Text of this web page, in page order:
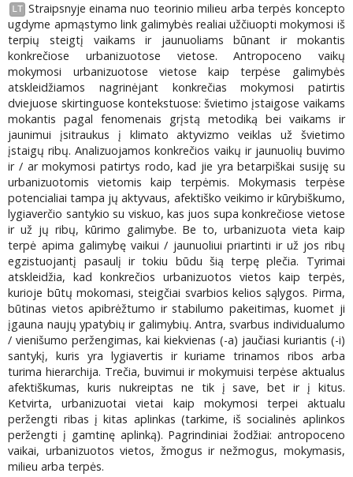
LT Straipsnyje einama nuo teorinio milieu arba terpės koncepto
ugdyme apmąstymo link galimybės realiai užčiuopti mokymosi iš
terpių steigtį vaikams ir jaunuoliams būnant ir mokantis
konkrečiose urbanizuotose vietose. Antropoceno vaikų
mokymosi urbanizuotose vietose kaip terpėse galimybės
atskleidžiamos nagrinėjant konkrečias mokymosi patirtis
dviejuose skirtinguose kontekstuose: švietimo įstaigose vaikams
mokantis pagal fenomenais grįstą metodiką bei vaikams ir
jaunimui įsitraukus į klimato aktyvizmo veiklas už švietimo
įstaigų ribų. Analizuojamos konkrečios vaikų ir jaunuolių buvimo
ir / ar mokymosi patirtys rodo, kad jie yra betarpiškai susiję su
urbanizuotomis vietomis kaip terpėmis. Mokymasis terpėse
potencialiai tampa jų aktyvaus, afektiško veikimo ir kūrybiškumo,
lygiaverčio santykio su viskuo, kas juos supa konkrečiose vietose
ir už jų ribų, kūrimo galimybe. Be to, urbanizuota vieta kaip
terpė apima galimybę vaikui / jaunuoliui priartinti ir už jos ribų
egzistuojantį pasaulį ir tokiu būdu šią terpę plečia. Tyrimai
atskleidžia, kad konkrečios urbanizuotos vietos kaip terpės,
kurioje būtų mokomasi, steigčiai svarbios kelios sąlygos. Pirma,
būtinas vietos apibrėžtumo ir stabilumo pakeitimas, kuomet ji
įgauna naujų ypatybių ir galimybių. Antra, svarbus individualumo
/ vienišumo peržengimas, kai kiekvienas (-a) jaučiasi kuriantis (-i)
santykį, kuris yra lygiavertis ir kuriame trinamos ribos arba
turima hierarchija. Trečia, buvimui ir mokymuisi terpėse aktualus
afektiškumas, kuris nukreiptas ne tik į save, bet ir į kitus.
Ketvirta, urbanizuotai vietai kaip mokymosi terpei aktualu
peržengti ribas į kitas aplinkas (tarkime, iš socialinės aplinkos
peržengti į gamtinę aplinką). Pagrindiniai žodžiai: antropoceno
vaikai, urbanizuotos vietos, žmogus ir nežmogus, mokymasis,
milieu arba terpės.